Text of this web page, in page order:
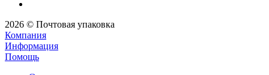
2026 © Почтовая упаковка
Компания
Информация
Помощь